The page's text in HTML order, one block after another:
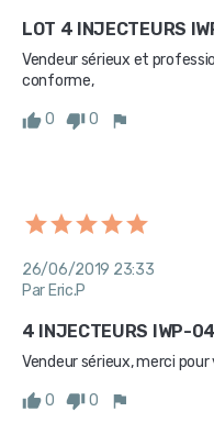
LOT 4 INJECTEURS
Vendeur sérieux et
conforme,
0 0
26/06/2019 23:33
Par Eric.P
4 INJECTEURS IWP-
Vendeur sérieux, merci
0 0